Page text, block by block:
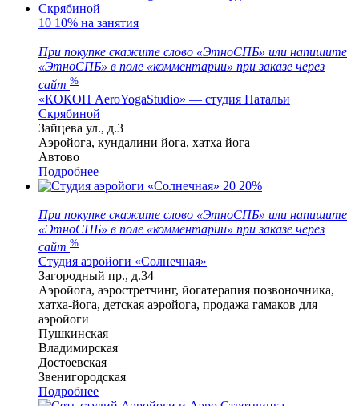
10 10% на занятия
При покупке скажите слово «ЭтноСПБ» или напишите
«ЭтноСПБ» в поле «комментарии» при заказе через
сайт %
«КОКОН АeroYogaStudio» — студия Натальи
Скрябиной
Зайцева ул., д.3
Аэройога, кундалини йога, хатха йога
Автово
Подробнее
20 20%
При покупке скажите слово «ЭтноСПБ» или напишите
«ЭтноСПБ» в поле «комментарии» при заказе через
сайт %
Студия аэройоги «Солнечная»
Загородный пр., д.34
Аэройога, аэростретчинг, йогатерапия позвоночника,
хатха-йога, детская аэройога, продажа гамаков для
аэройоги
Пушкинская
Владимирская
Достоевская
Звенигородская
Подробнее